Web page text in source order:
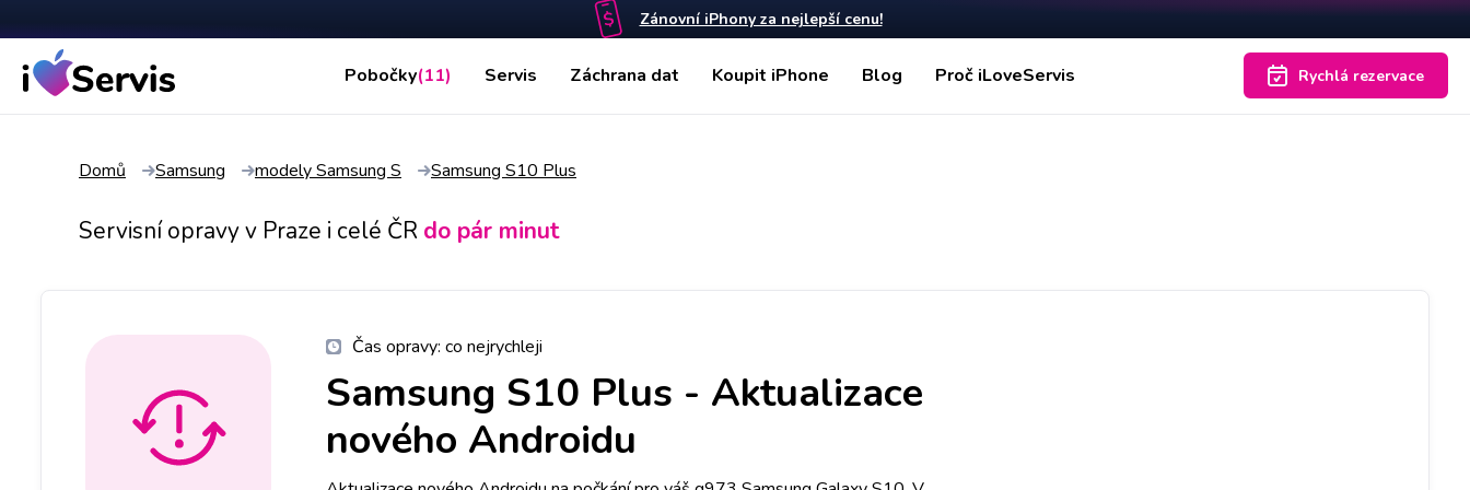
Zánovní iPhony za nejlepší cenu!
Pobočky(11) Servis Záchrana dat Koupit iPhone Blog Proč iLoveServis Rychlá rezervace
Domů Samsung modely Samsung S Samsung S10 Plus
Servisní opravy v Praze i celé ČR do pár minut
Čas opravy: co nejrychleji
Samsung S10 Plus - Aktualizace
nového Androidu